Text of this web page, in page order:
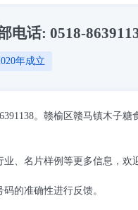
电话: 0518-
年成立
。赣榆区赣马镇木子
、名片样例等更多信息，欢
的准确性进行反馈。